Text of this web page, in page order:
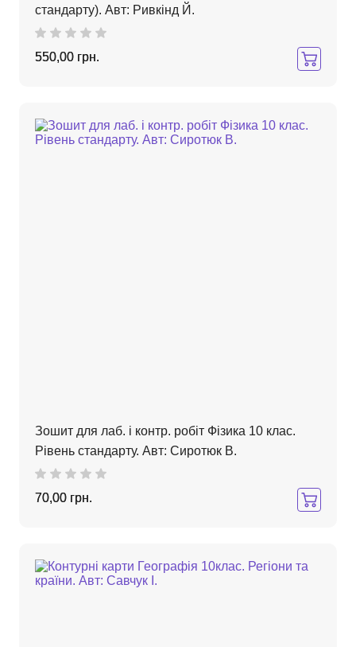
стандарту). Авт: Ривкінд Й.
550,00 грн.
Зошит для лаб. і контр. робіт Фізика 10 клас.
Рівень стандарту. Авт: Сиротюк В.
70,00 грн.